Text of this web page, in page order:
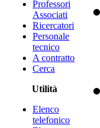
Professori
Associati
Ricercatori
Personale
tecnico
A contratto
Cerca
Utilità
Elenco
telefonico